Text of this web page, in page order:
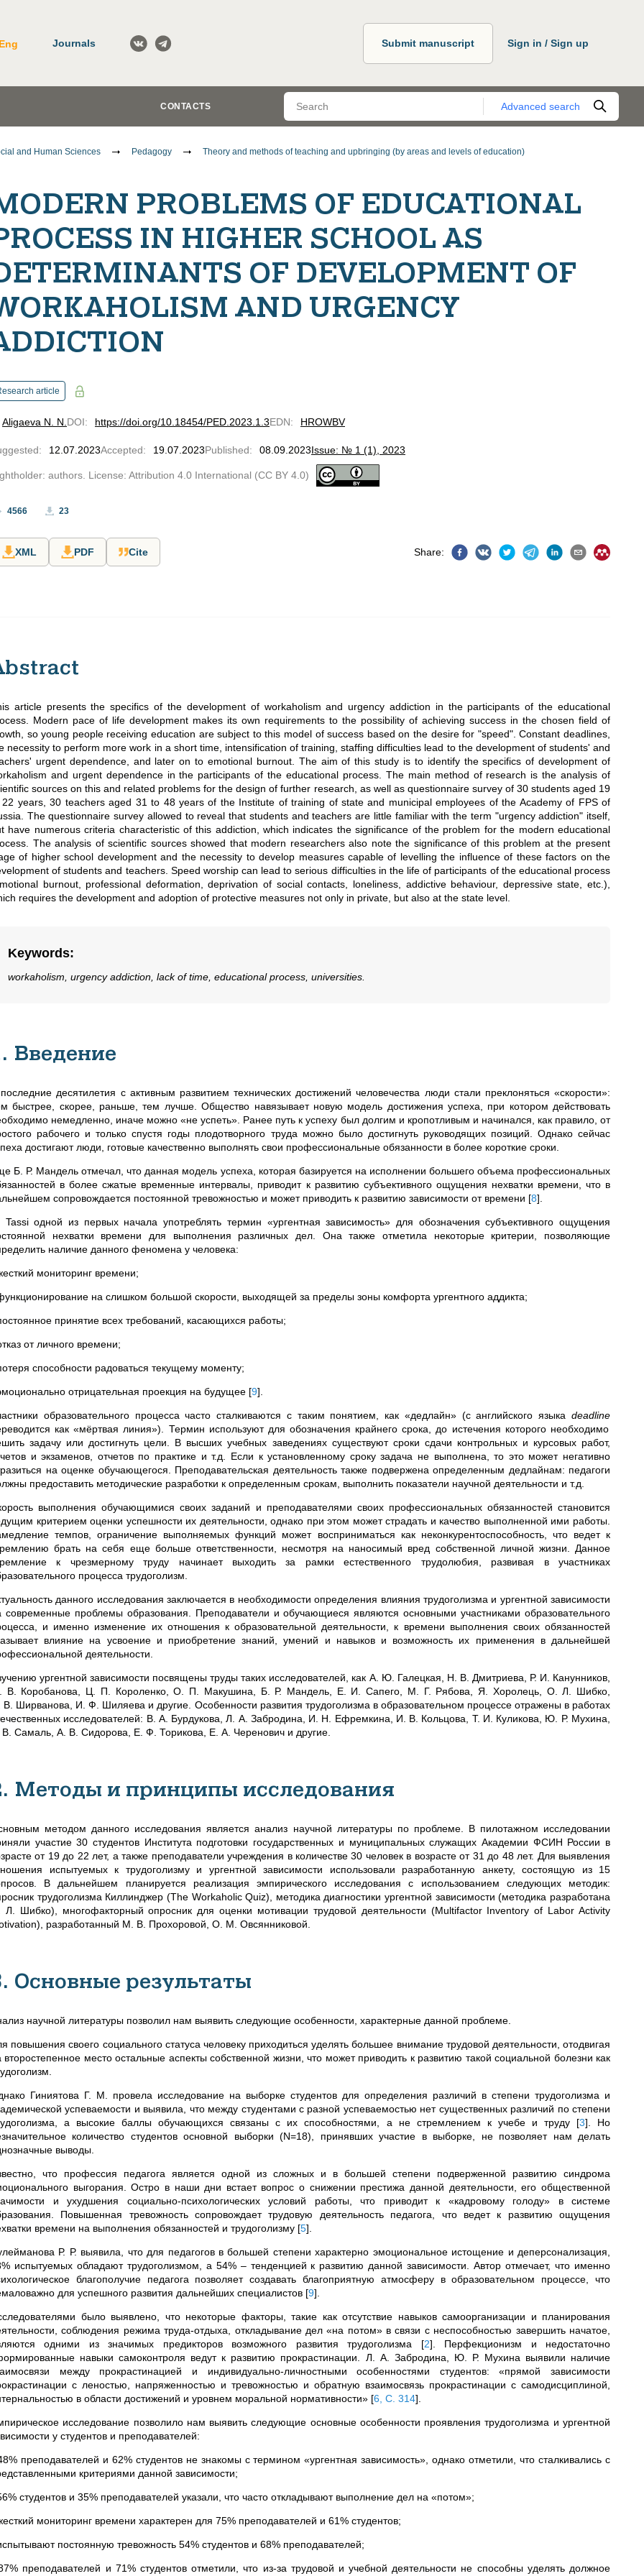
Eng Journals Submit manuscript Sign in / Sign up
CONTACTS Advanced search
and Human Sciences Pedagogy Theory and methods of teaching and upbringing (by areas and levels of education)
PROBLEMS OF EDUCATIONAL
IN HIGHER SCHOOL AS
OF DEVELOPMENT OF
AND URGENCY
article
Aligaeva N. N. DOI: https://doi.org/10.18454/PED.2023.1.3EDN: HROWBV
: 12.07.2023Accepted: 19.07.2023Published: 08.09.2023Issue: № 1 (1), 2023
authors. License: Attribution 4.0 International (CC BY 4.0)
4566 23
XML PDF Cite Share:
article presents the specifics of the development of workaholism and urgency addiction in the participants of the educational
Modern pace of life development makes its own requirements to the possibility of achieving success in the chosen field of
so young people receiving education are subject to this model of success based on the desire for "speed". Constant deadlines,
necessity to perform more work in a short time, intensification of training, staffing difficulties lead to the development of students' and
urgent dependence, and later on to emotional burnout. The aim of this study is to identify the specifics of development of
and urgent dependence in the participants of the educational process. The main method of research is the analysis of
sources on this and related problems for the design of further research, as well as questionnaire survey of 30 students aged 19
years, 30 teachers aged 31 to 48 years of the Institute of training of state and municipal employees of the Academy of FPS of
The questionnaire survey allowed to reveal that students and teachers are little familiar with the term "urgency addiction" itself,
have numerous criteria characteristic of this addiction, which indicates the significance of the problem for the modern educational
The analysis of scientific sources showed that modern researchers also note the significance of this problem at the present
of higher school development and the necessity to develop measures capable of levelling the influence of these factors on the
of students and teachers. Speed worship can lead to serious difficulties in the life of participants of the educational process
burnout, professional deformation, deprivation of social contacts, loneliness, addictive behaviour, depressive state, etc.),
requires the development and adoption of protective measures not only in private, but also at the state level.
Keywords:
workaholism, urgency addiction, lack of time, educational process, universities.
Введение
десятилетия с активным развитием технических достижений человечества люди стали преклоняться «скорости»:
быстрее, скорее, раньше, тем лучше. Общество навязывает новую модель достижения успеха, при котором действовать
немедленно, иначе можно «не успеть». Ранее путь к успеху был долгим и кропотливым и начинался, как правило, от
рабочего и только спустя годы плодотворного труда можно было достигнуть руководящих позиций. Однако сейчас
достигают люди, готовые качественно выполнять свои профессиональные обязанности в более короткие сроки.
Б. Р. Мандель отмечал, что данная модель успеха, которая базируется на исполнении большего объема профессиональных
в более сжатые временные интервалы, приводит к развитию субъективного ощущения нехватки времени, что в
сопровождается постоянной тревожностью и может приводить к развитию зависимости от времени [8]
Tassi одной из первых начала употреблять термин «ургентная зависимость» для обозначения субъективного ощущения
нехватки времени для выполнения различных дел. Она также отметила некоторые критерии, позволяющие
наличие данного феномена у человека:
мониторинг времени;
на слишком большой скорости, выходящей за пределы зоны комфорта ургентного аддикта;
принятие всех требований, касающихся работы;
от личного времени;
способности радоваться текущему моменту;
отрицательная проекция на будущее [9]
образовательного процесса часто сталкиваются с таким понятием, как «дедлайн» (с английского языка deadline
как «мёртвая линия») . Термин используют для обозначения крайнего срока, до истечения которого необходимо
задачу или достигнуть цели. В высших учебных заведениях существуют сроки сдачи контрольных и курсовых работ,
и экзаменов, отчетов по практике и т.д. Если к установленному сроку задача не выполнена, то это может негативно
на оценке обучающегося. Преподавательская деятельность также подвержена определенным дедлайнам: педагоги
предоставить методические разработки к определенным срокам, выполнить показатели научной деятельности и т.д.
выполнения обучающимися своих заданий и преподавателями своих профессиональных обязанностей становится
критерием оценки успешности их деятельности, однако при этом может страдать и качество выполненной ими работы.
темпов, ограничение выполняемых функций может восприниматься как неконкурентоспособность, что ведет к
брать на себя еще больше ответственности, несмотря на наносимый вред собственной личной жизни. Данное
к чрезмерному труду начинает выходить за рамки естественного трудолюбия, развивая в участниках
процесса трудоголизм.
данного исследования заключается в необходимости определения влияния трудоголизма и ургентной зависимости
современные проблемы образования. Преподаватели и обучающиеся являются основными участниками образовательного
и именно изменение их отношения к образовательной деятельности, к времени выполнения своих обязанностей
влияние на усвоение и приобретение знаний, умений и навыков и возможность их применения в дальнейшей
деятельности.
ургентной зависимости посвящены труды таких исследователей, как А. Ю. Галецкая, Н. В. Дмитриева, Р. И. Канунников,
В. Коробанова, Ц. П. Короленко, О. П. Макушина, Б. Р. Мандель, Е. И. Сапего, М. Г. Рябова, Я. Хоролець, О. Л. Шибко,
Ширванова, И. Ф. Шиляева и другие. Особенности развития трудоголизма в образовательном процессе отражены в работах
исследователей: В. А. Бурдукова, Л. А. Забродина, И. Н. Ефремкина, И. В. Кольцова, Т. И. Куликова, Ю. Р. Мухина,
В. Самаль, А. В. Сидорова, Е. Ф. Торикова, Е. А. Черенович и другие.
Методы и принципы исследования
методом данного исследования является анализ научной литературы по проблеме. В пилотажном исследовании
участие 30 студентов Института подготовки государственных и муниципальных служащих Академии ФСИН России в
от 19 до 22 лет, а также преподаватели учреждения в количестве 30 человек в возрасте от 31 до 48 лет. Для выявления
испытуемых к трудоголизму и ургентной зависимости использовали разработанную анкету, состоящую из 15
В дальнейшем планируется реализация эмпирического исследования с использованием следующих методик:
трудоголизма Киллинджер (The Workaholic Quiz), методика диагностики ургентной зависимости (методика разработана
Шибко), многофакторный опросник для оценки мотивации трудовой деятельности (Multifactor Inventory of Labor Activity
разработанный М. В. Прохоровой, О. М. Овсянниковой.
Основные результаты
научной литературы позволил нам выявить следующие особенности, характерные данной проблеме.
повышения своего социального статуса человеку приходиться уделять большее внимание трудовой деятельности, отодвигая
второстепенное место остальные аспекты собственной жизни, что может приводить к развитию такой социальной болезни как
Гиниятова Г. М. провела исследование на выборке студентов для определения различий в степени трудоголизма и
успеваемости и выявила, что между студентами с разной успеваемостью нет существенных различий по степени
а высокие баллы обучающихся связаны с их способностями, а не стремлением к учебе и труду [3] . Но
количество студентов основной выборки (N=18), принявших участие в выборке, не позволяет нам делать
выводы.
что профессия педагога является одной из сложных и в большей степени подверженной развитию синдрома
выгорания. Остро в наши дни встает вопрос о снижении престижа данной деятельности, его общественной
и ухудшения социально-психологических условий работы, что приводит к «кадровому голоду» в системе
Повышенная тревожность сопровождает трудовую деятельность педагога, что ведет к развитию ощущения
времени на выполнения обязанностей и трудоголизму [5]
Р. Р. выявила, что для педагогов в большей степени характерно эмоциональное истощение и деперсонализация,
испытуемых обладают трудоголизмом, а 54% – тенденцией к развитию данной зависимости. Автор отмечает, что именно
благополучие педагога позволяет создавать благоприятную атмосферу в образовательном процессе, что
для успешного развития дальнейших специалистов [9]
было выявлено, что некоторые факторы, такие как отсутствие навыков самоорганизации и планирования
соблюдения режима труда-отдыха, откладывание дел «на потом» в связи с неспособностью завершить начатое,
одними из значимых предикторов возможного развития трудоголизма [2] . Перфекционизм и недостаточно
навыки самоконтроля ведут к развитию прокрастинации. Л. А. Забродина, Ю. Р. Мухина выявили наличие
между прокрастинацией и индивидуально-личностными особенностями студентов: «прямой зависимости
с леностью, напряженностью и тревожностью и обратную взаимосвязь прокрастинации с самодисциплиной,
в области достижений и уровнем моральной нормативности» [6, С. 314]
исследование позволило нам выявить следующие основные особенности проявления трудоголизма и ургентной
у студентов и преподавателей:
преподавателей и 62% студентов не знакомы с термином «ургентная зависимость», однако отметили, что сталкивались с
критериями данной зависимости;
студентов и 35% преподавателей указали, что часто откладывают выполнение дел на «потом»;
мониторинг времени характерен для 75% преподавателей и 61% студентов;
постоянную тревожность 54% студентов и 68% преподавателей;
преподавателей и 71% студентов отметили, что из-за трудовой и учебной деятельности не способны уделять должное